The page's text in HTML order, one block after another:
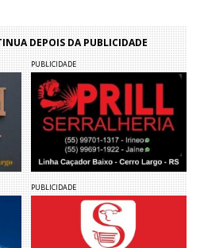
DEPOIS DA PUBLICIDADE
PUBLICIDADE
PUBLICIDADE